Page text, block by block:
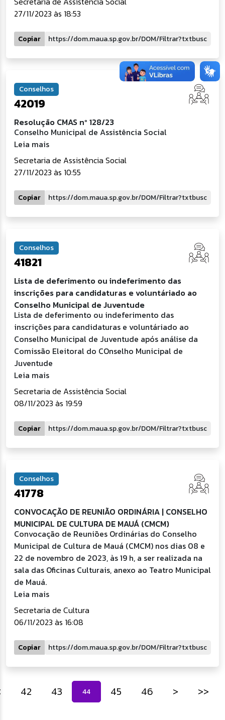
27/11/2023 às 18:53
Copiar
Conselhos
42019
Resolução CMAS nº 128/23
Conselho Municipal de Assistência Social
Leia mais
Secretaria de Assistência Social
27/11/2023 às 10:55
Copiar
Conselhos
41821
Lista de deferimento ou indeferimento das
inscrições para candidaturas e voluntáriado ao
Conselho Municipal de Juventude
Lista de deferimento ou indeferimento das
inscrições para candidaturas e voluntáriado ao
Conselho Municipal de Juventude após análise da
Comissão Eleitoral do COnselho Municipal de
Juventude
Leia mais
Secretaria de Assistência Social
08/11/2023 às 19:59
Copiar
Conselhos
41778
CONVOCAÇÃO DE REUNIÃO ORDINÁRIA | CONSELHO
MUNICIPAL DE CULTURA DE MAUÁ (CMCM)
Convocação de Reuniões Ordinárias do Conselho
Municipal de Cultura de Mauá (CMCM) nos dias 08 e
22 de novembro de 2023, às 19 h, a ser realizada na
sala das Oficinas Culturais, anexo ao Teatro Municipal
de Mauá.
Leia mais
Secretaria de Cultura
06/11/2023 às 16:08
Copiar
42 43 44 45 46 > >>